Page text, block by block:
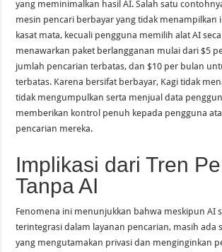
yang meminimalkan hasil AI. Salah satu
mesin pencari berbayar yang tidak menampilkan
kasat mata, kecuali pengguna memilih alat AI
menawarkan paket berlangganan mulai dari $5
jumlah pencarian terbatas, dan $10 per bulan
terbatas. Karena bersifat berbayar, Kagi tidak
tidak mengumpulkan serta menjual data
memberikan kontrol penuh kepada pengguna
pencarian mereka.
Implikasi dari Tren
Tanpa AI
Fenomena ini menunjukkan bahwa meskipun AI
terintegrasi dalam layanan pencarian, masih ada
yang mengutamakan privasi dan menginginkan